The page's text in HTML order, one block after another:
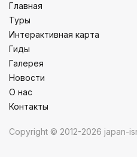
Главная
Туры
Интерактивная карта
Гиды
Галерея
Новости
О нас
Контакты
Copyright © 2012-2026 japan-